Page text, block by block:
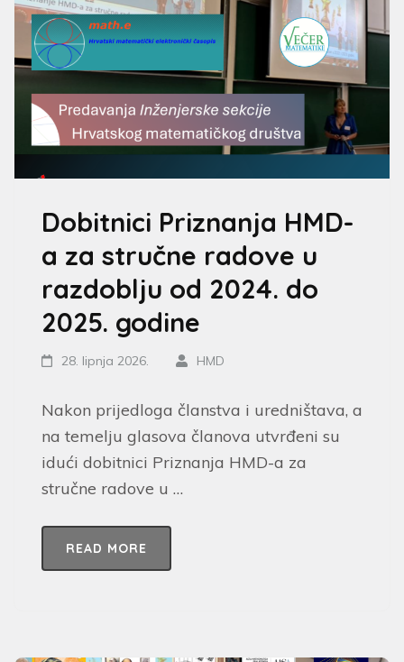
Dobitnici Priznanja HMD-
a za stručne radove u
razdoblju od 2024. do
2025. godine
28. lipnja 2026. HMD
Nakon prijedloga članstva i uredništava, a
na temelju glasova članova utvrđeni su
idući dobitnici Priznanja HMD-a za
stručne radove u …
READ MORE